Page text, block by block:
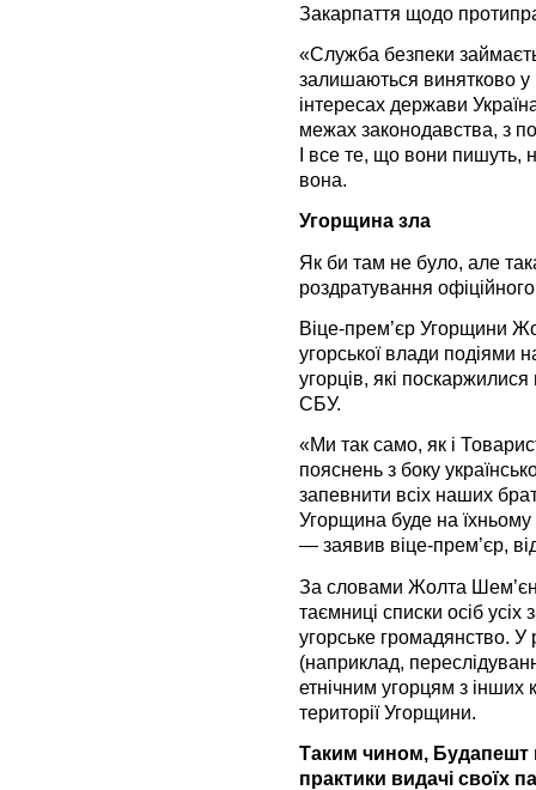
Закарпаття щодо
«Служба безпеки
залишаються винятково у
інтересах держави
межах законодавства, з
І все те, що вони пишуть,
вона.
Угорщина зла
Як би там не було, але
роздратування
Віце-прем’єр Угорщини
угорської влади подіями
угорців, які поскаржилися
СБУ.
«Ми так само, як і
пояснень з боку
запевнити всіх наших
Угорщина буде на
— заявив віце-прем’єр,
За словами Жолта
таємниці списки осіб усіх
угорське громадянство. У
(наприклад,
етнічним угорцям з
території Угорщини.
Таким чином, Будапешт
практики видачі своїх